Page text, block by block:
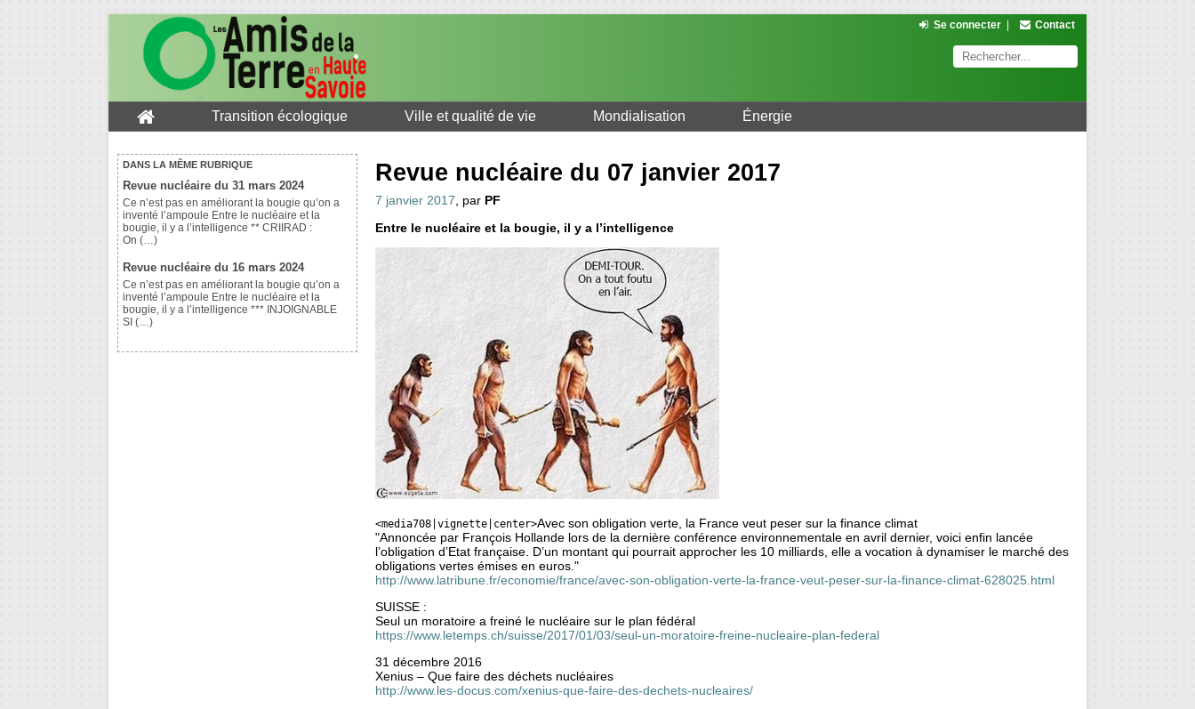
Se connecter Contact
Transition écologique Ville et qualité de vie Mondialisation Énergie
DANS LA MÊME RUBRIQUE
Revue nucléaire du 31 mars 2024
Ce n’est pas en améliorant la bougie qu’on a
inventé l’ampoule Entre le nucléaire et la
bougie, il y a l’intelligence ** CRIIRAD :
On (…)
Revue nucléaire du 16 mars 2024
Ce n’est pas en améliorant la bougie qu’on a
inventé l’ampoule Entre le nucléaire et la
bougie, il y a l’intelligence *** INJOIGNABLE
SI (…)
Revue nucléaire du 07 janvier 2017
7 janvier 2017, par PF
Entre le nucléaire et la bougie, il y a l’intelligence
<media708|vignette|center>Avec son obligation verte, la France veut peser sur la finance climat
"Annoncée par François Hollande lors de la dernière conférence environnementale en avril dernier, voici enfin lancée
l’obligation d’Etat française. D’un montant qui pourrait approcher les 10 milliards, elle a vocation à dynamiser le marché des
obligations vertes émises en euros."
http://www.latribune.fr/economie/france/avec-son-obligation-verte-la-france-veut-peser-sur-la-finance-climat-628025.html
SUISSE :
Seul un moratoire a freiné le nucléaire sur le plan fédéral
https://www.letemps.ch/suisse/2017/01/03/seul-un-moratoire-freine-nucleaire-plan-federal
31 décembre 2016
Xenius – Que faire des déchets nucléaires
http://www.les-docus.com/xenius-que-faire-des-dechets-nucleaires/